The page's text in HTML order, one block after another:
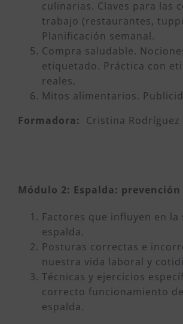
culinarias. Claves para las
trabajo (restaurantes,
Planificación semanal.
Compra saludable.
etiquetado. Práctica con
reales.
Mitos alimentarios.
Formadora: Cristina
Módulo 2: Espalda:
Factores que influyen en la
espalda.
Posturas correctas e
nuestra vida laboral y
Técnicas y ejercicios
correcto funcionamiento
espalda.